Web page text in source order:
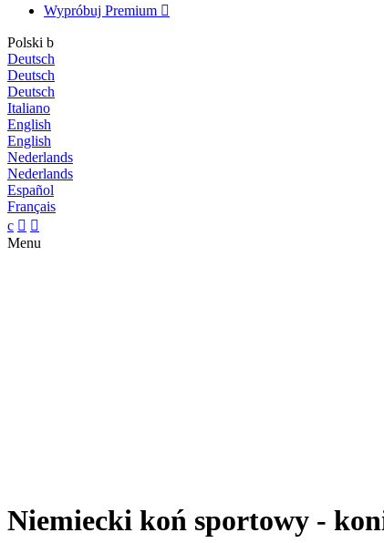
Wypróbuj Premium 
Polski b
Deutsch
Deutsch
Deutsch
Italiano
English
English
Nederlands
Nederlands
Español
Français
c  
Menu
Niemiecki koń sportowy -